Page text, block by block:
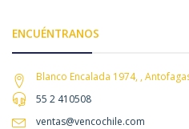
ENCUÉNTRANOS
Blanco Encalada 1974, ,
55 2 410508
ventas@vencochile.com